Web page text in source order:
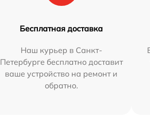
Бесплатная доставка
Наш курьер в Санкт-
Петербурге бесплатно доставит
ваше устройство на ремонт и
обратно.